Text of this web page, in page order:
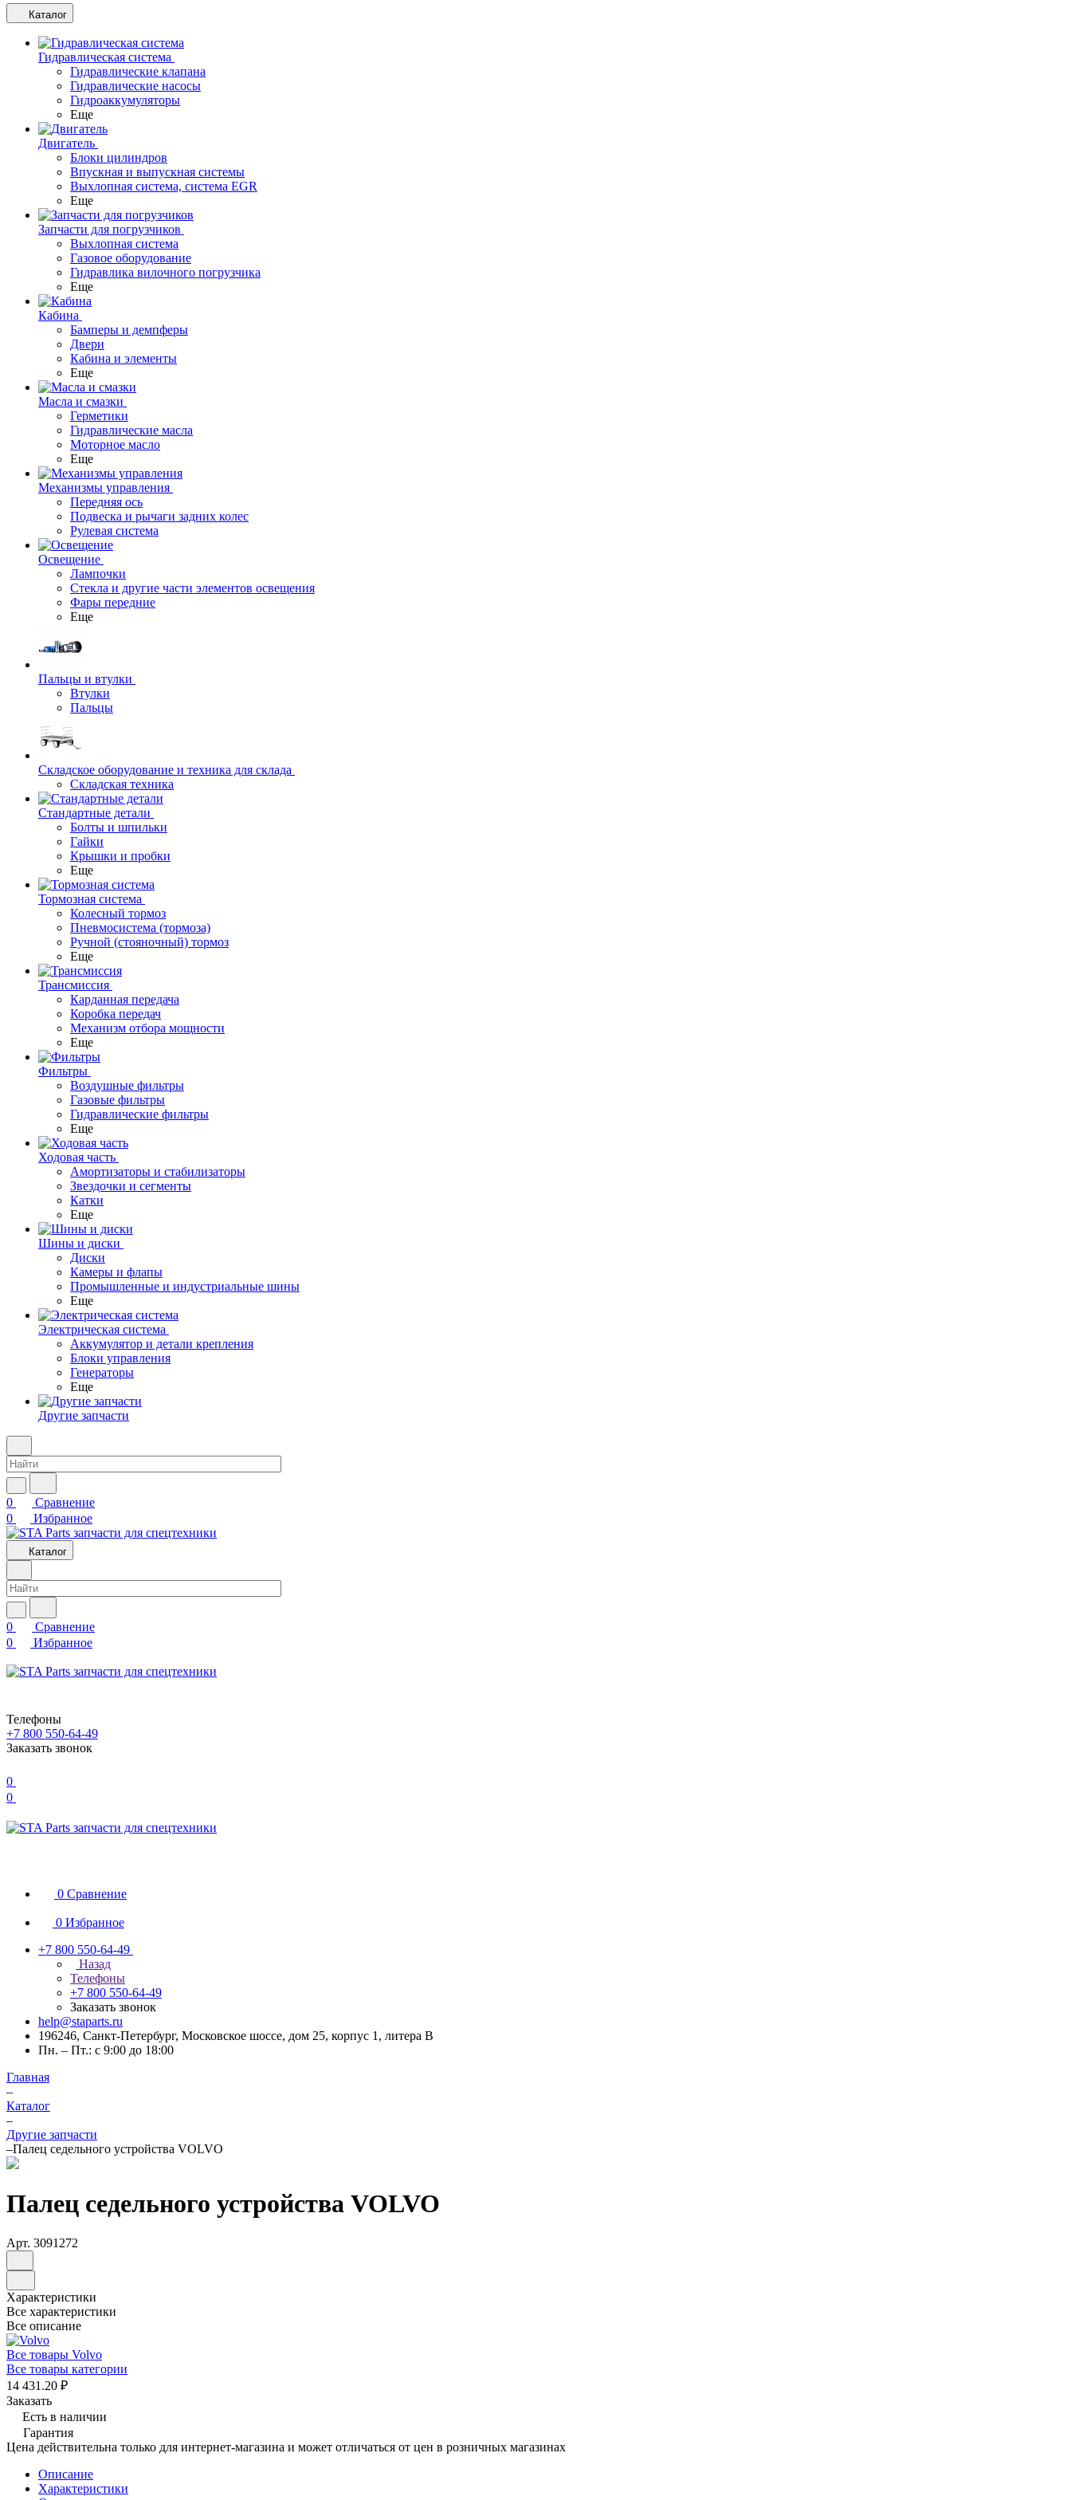
Каталог
Гидравлическая система
Гидравлические клапана
Гидравлические насосы
Гидроаккумуляторы
Еще
Двигатель
Блоки цилиндров
Впускная и выпускная системы
Выхлопная система, система EGR
Еще
Запчасти для погрузчиков
Выхлопная система
Газовое оборудование
Гидравлика вилочного погрузчика
Еще
Кабина
Бамперы и демпферы
Двери
Кабина и элементы
Еще
Масла и смазки
Герметики
Гидравлические масла
Моторное масло
Еще
Механизмы управления
Передняя ось
Подвеска и рычаги задних колес
Рулевая система
Освещение
Лампочки
Стекла и другие части элементов освещения
Фары передние
Еще
Пальцы и втулки
Втулки
Пальцы
Складское оборудование и техника для склада
Складская техника
Стандартные детали
Болты и шпильки
Гайки
Крышки и пробки
Еще
Тормозная система
Колесный тормоз
Пневмосиcтема (тормоза)
Ручной (стояночный) тормоз
Еще
Трансмиссия
Карданная передача
Коробка передач
Механизм отбора мощности
Еще
Фильтры
Воздушные фильтры
Газовые фильтры
Гидравлические фильтры
Еще
Ходовая часть
Амортизаторы и стабилизаторы
Звездочки и сегменты
Катки
Еще
Шины и диски
Диски
Камеры и флапы
Промышленные и индустриальные шины
Еще
Электрическая система
Аккумулятор и детали крепления
Блоки управления
Генераторы
Еще
Другие запчасти
0
Сравнение
0
Избранное
Каталог
0
Сравнение
0
Избранное
Телефоны
+7 800 550-64-49
Заказать звонок
0
0
0 Сравнение
0 Избранное
+7 800 550-64-49
Назад
Телефоны
+7 800 550-64-49
Заказать звонок
help@staparts.ru
196246, Санкт-Петербург, Московское шоссе, дом 25, корпус 1, литера В
Пн. – Пт.: с 9:00 до 18:00
Главная
–
Каталог
–
Другие запчасти
–Палец седельного устройства VOLVO
Палец седельного устройства VOLVO
Арт. 3091272
Характеристики
Все характеристики
Все описание
Все товары Volvo
Все товары категории
14 431.20 ₽
Заказать
Есть в наличии
Гарантия
Цена действительна только для интернет-магазина и может отличаться от цен в розничных магазинах
Описание
Характеристики